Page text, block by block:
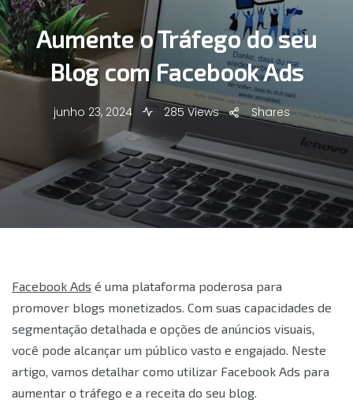
Aumente o Tráfego do seu
Blog com Facebook Ads
junho 23, 2024 285 Views Shares
Facebook Ads é uma plataforma poderosa para
promover blogs monetizados. Com suas capacidades de
segmentação detalhada e opções de anúncios visuais,
você pode alcançar um público vasto e engajado. Neste
artigo, vamos detalhar como utilizar Facebook Ads para
aumentar o tráfego e a receita do seu blog.